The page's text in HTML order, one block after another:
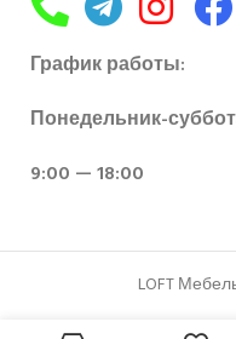
График работы:
Понедельник-
9:00 — 18:00
LOFT